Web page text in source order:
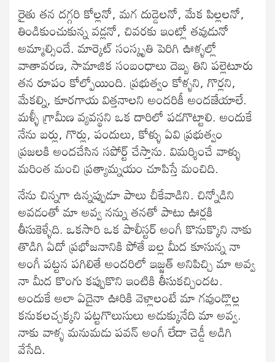
రైతు తన దగ్గరి కోల్లనో, మగ దుడ్డెలనో, మేక పిల్లలనో,
తిండికుంచుకున్న వడ్లనో, చివరకు ఇంట్లో తవుడునో
అమ్మాల్సిందే. మార్కెట్ సంస్కృతి పెరిగి ఊళ్ళల్లో
వాతావరణ, సామాజిక సంబంధాలు దెబ్బ తిని పల్లెటూరు
తన రూపం కోల్పోయింది. ప్రభుత్వం కోళ్ళని, గొర్లని,
మేకల్ని, కూరగాయ విత్తనాలని అందరికీ అందజేయాలే.
మళ్ళీ గ్రామీణ వ్యవస్థని ఒక దారిలో పడగొట్టాలి. అందుకే
నేను బర్లు, గొర్లు, పందులు, కోళ్ళు ఏవి ప్రభుత్వం
ప్రజలకి అందచేసిన సపోర్ట్ చేస్తాను. విమర్శించే వాళ్ళు
మరింత మంచి ప్రత్యామ్నయం చూపిస్తే మంచిది.
నేను చిన్నగా ఉన్నప్పుడూ పాలు చీకేవాడిని. చిన్నోడిని
అవడంతో మా అవ్వ నన్ను తనతో పాటు ఊర్లకి
తీసుకెళ్ళేది. ఒకసారి ఒక పాలీస్టర్ అంగీ కొనుక్కొని నాకు
తొడిగి ఏదో ప్రభోజనానికి పోతే బల్ల మీద కూసున్న నా
అంగీ పట్టన పగిలితే అందరిలో ఇజ్జత్ అనిపిచ్చి మా అవ్వ
నా మీద కొంగు కప్పుకొని ఇంటికి తీసుకచ్చిందట.
అందుకే అలా ఏదైనా ఊరికి వెళ్లాలంటే మా గవుండ్లొల్ల
కనుకలచ్చక్కని పట్టగొలుసులు అడుక్కునేది మా అవ్వ.
నాకు వాళ్ళ మనుమడు పవన్ అంగీ లేదా చెడ్డీ అడిగి
వేసేది.